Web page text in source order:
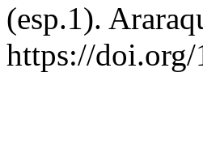
(esp.1).
https://doi.org/